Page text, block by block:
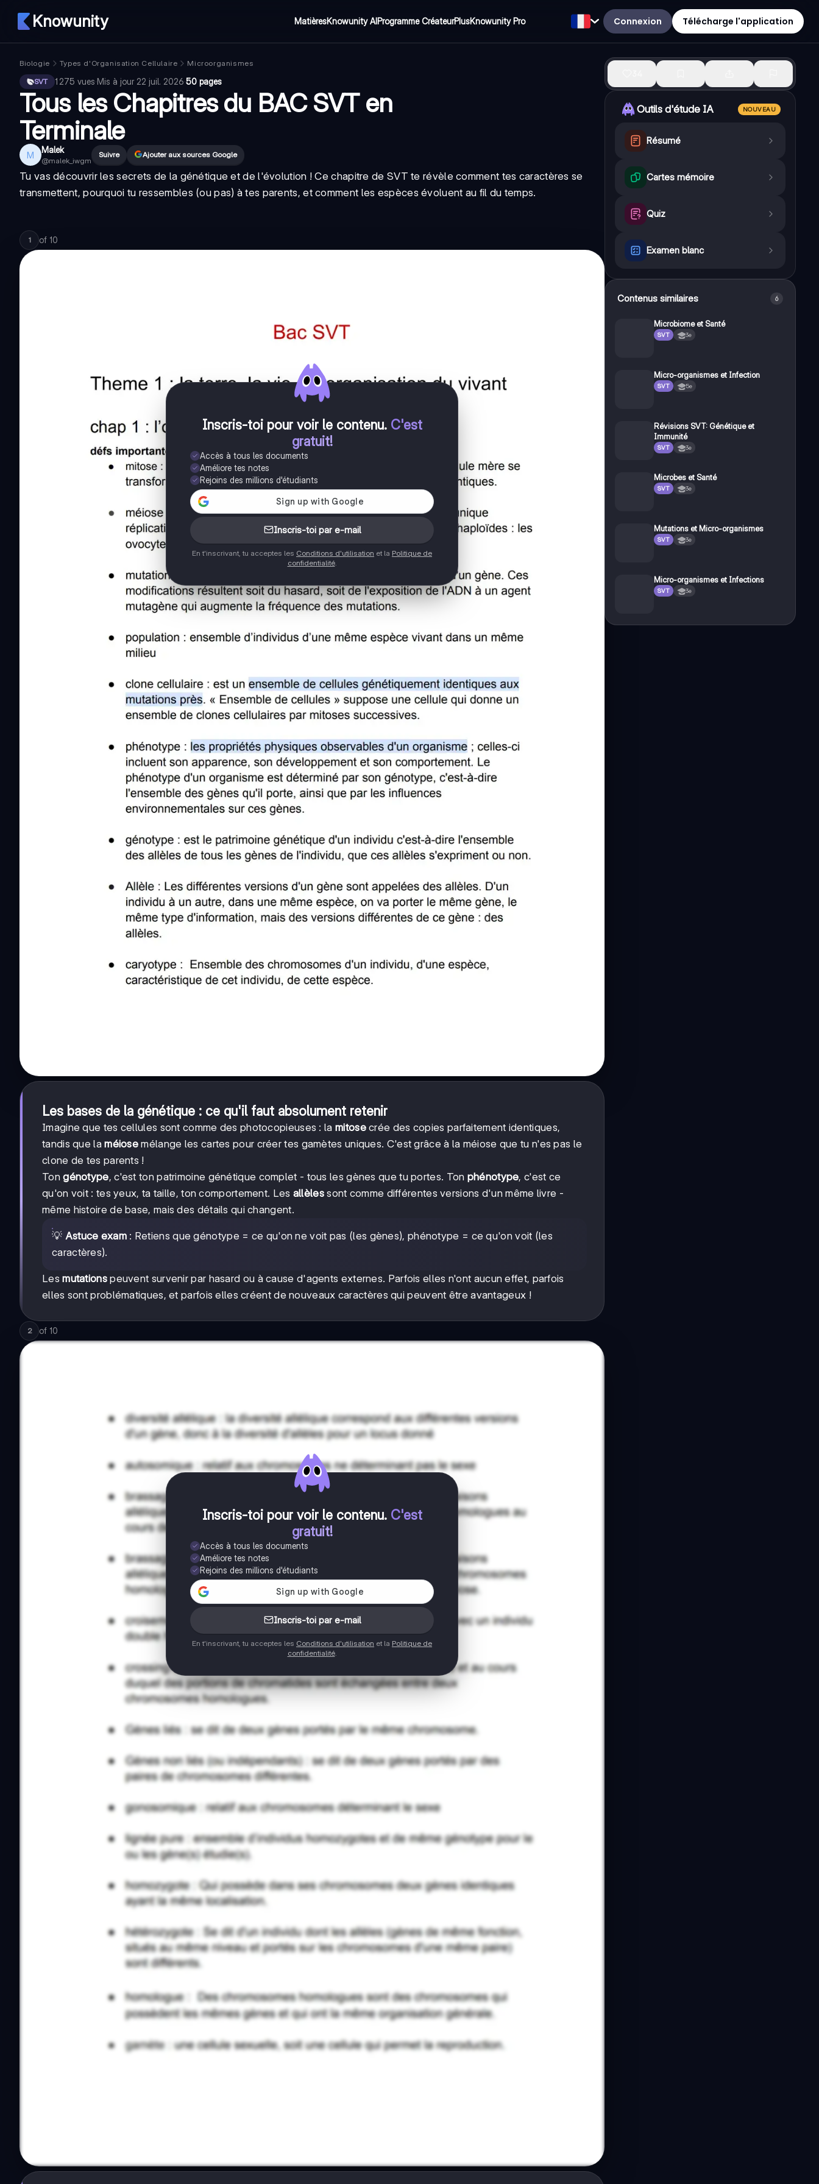
Knowunity MatièresKnowunity AIProgramme CréateurPlusKnowunity Pro Connexion Télécharge l'application
Biologie Types d'Organisation Cellulaire
Microorganismes
SVT
1 275 vues·Mis à jour 22 juil. 2026·50 pages
Tous les Chapitres du BAC SVT en
Terminale
M Malek
@malek_iwgm
Suivre Ajouter aux sources Google
Tu vas découvrir les secrets de la génétique et de l'évolution ! Ce chapitre de SVT te révèle comment tes caractères se
transmettent, pourquoi tu ressembles (ou pas) à tes parents, et comment les espèces évoluent au fil du temps.
1 of 10
Inscris-toi pour voir le contenu. C'est
gratuit!
Accès à tous les documents
Améliore tes notes
Rejoins des millions d'étudiants
Inscris-toi par e-mail
En t'inscrivant, tu acceptes les Conditions d'utilisation et la Politique de
confidentialité.
Les bases de la génétique : ce qu'il faut absolument retenir
Imagine que tes cellules sont comme des photocopieuses : la mitosecrée des copies parfaitement identiques,
tandis que laméiose mélange les cartes pour créer tes gamètes uniques. C'est grâce à la méiose que tu n'es pas le
clone de tes parents !
Tongénotype, c'est ton patrimoine génétique complet - tous les gènes que tu portes. Ton phénotype, c'est ce
qu'on voit : tes yeux, ta taille, ton comportement. Les allèlessont comme différentes versions d'un même livre -
même histoire de base, mais des détails qui changent.
💡 Astuce exam: Retiens que génotype = ce qu'on ne voit pas (les gènes), phénotype = ce qu'on voit (les
caractères).
Lesmutationspeuvent survenir par hasard ou à cause d'agents externes. Parfois elles n'ont aucun effet, parfois
elles sont problématiques, et parfois elles créent de nouveaux caractères qui peuvent être avantageux !
2 of 10
Inscris-toi pour voir le contenu. C'est
gratuit!
Accès à tous les documents
Améliore tes notes
Rejoins des millions d'étudiants
Inscris-toi par e-mail
En t'inscrivant, tu acceptes les Conditions d'utilisation et la Politique de
confidentialité.
Outils d'étude IA NOUVEAU
Résumé
Cartes mémoire
Quiz
Examen blanc
Contenus similaires 6
Microbiome et Santé
SVT 3e
Micro-organismes et Infection
SVT 5e
Révisions SVT: Génétique et
Immunité
SVT 3e
Microbes et Santé
SVT 3e
Mutations et Micro-organismes
SVT 3e
Micro-organismes et Infections
SVT 3e